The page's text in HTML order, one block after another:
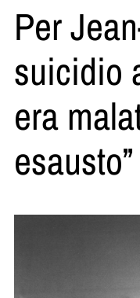
Per
suicidio
era
esausto”